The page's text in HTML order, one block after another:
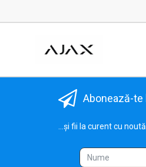
Abonează-
...și fii la curent cu